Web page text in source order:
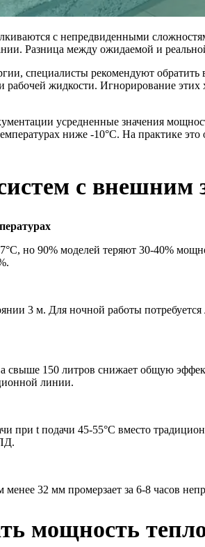
с непредвиденными
Разница между ожидаемой и
специалисты рекомендуют
рабочей жидкости. Игнорирование
усредненные значения
ниже -10°C. На практике
с внешним
но 90% моделей теряют 30-40%
3 м. Для ночной работы
свыше 150 литров снижает общую
линии.
при t подачи 45-55°C вместо
32 мм промерзает за 6-8 часов
мощность